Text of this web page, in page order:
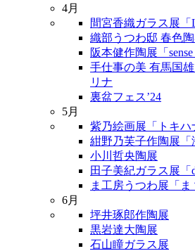
4月
間宮香織ガラス展「
織部うつわ邸 春色
阪本健作陶展「sense
手仕事の美 有馬国
リナ
裏盆フェス’24
5月
紫乃絵画展「トキハ
紺野乃芙子作陶展「
小川哲央陶展
田子美紀ガラス展「
ま工房うつわ展「ま
6月
坪井琢郎作陶展
黒岩達大陶展
石山瞳ガラス展